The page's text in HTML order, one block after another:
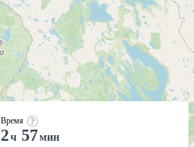
Время
2 ч 57мин